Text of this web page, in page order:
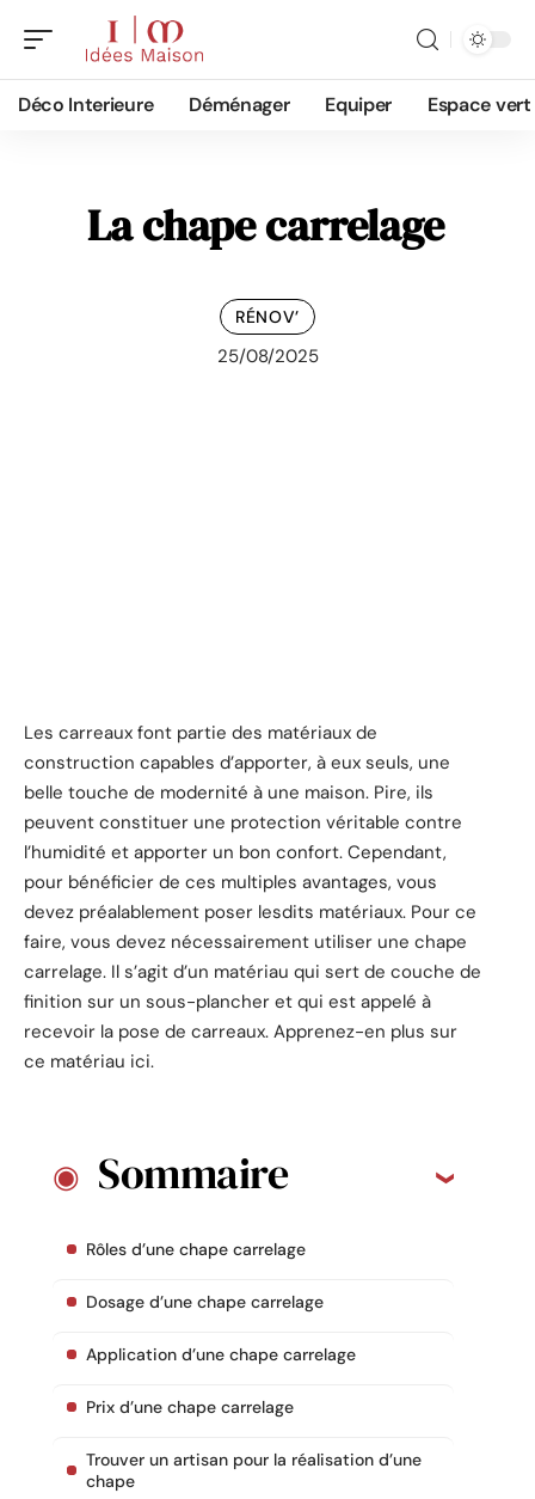
Déco Interieure Déménager Equiper Espace vert
La chape carrelage
RÉNOV’
25/08/2025
Les carreaux font partie des matériaux de
construction capables d’apporter, à eux seuls, une
belle touche de modernité à une maison. Pire, ils
peuvent constituer une protection véritable contre
l’humidité et apporter un bon confort. Cependant,
pour bénéficier de ces multiples avantages, vous
devez préalablement poser lesdits matériaux. Pour ce
faire, vous devez nécessairement utiliser une chape
carrelage. Il s’agit d’un matériau qui sert de couche de
finition sur un sous-plancher et qui est appelé à
recevoir la pose de carreaux. Apprenez-en plus sur
ce matériau ici.
Sommaire
Rôles d’une chape carrelage
Dosage d’une chape carrelage
Application d’une chape carrelage
Prix d’une chape carrelage
Trouver un artisan pour la réalisation d’une
chape